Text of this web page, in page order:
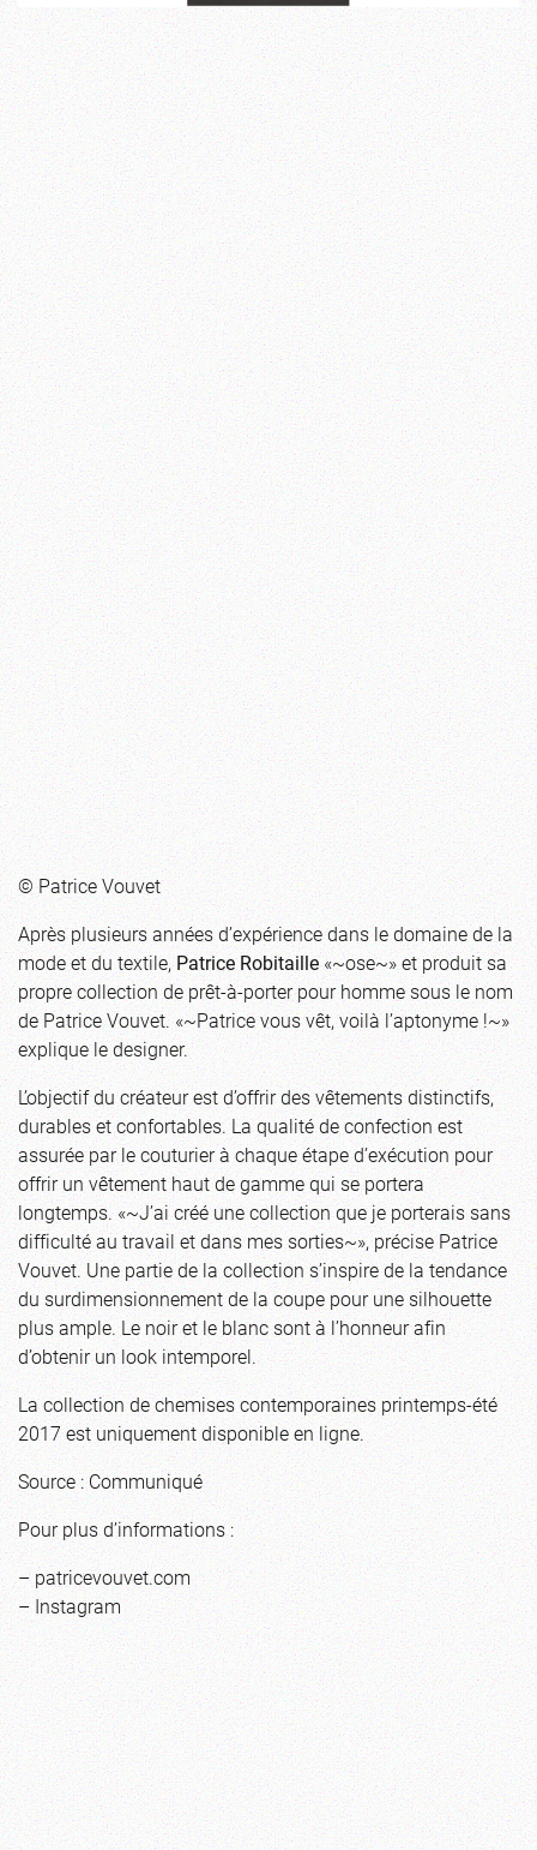
© Patrice Vouvet
Après plusieurs années d’expérience dans le domaine de la
mode et du textile,Patrice Robitaille«~ose~» et produit sa
propre collection de prêt-à-porter pour homme sous le nom
de Patrice Vouvet. «~Patrice vous vêt, voilà l’aptonyme !~»
explique le designer.
L’objectif du créateur est d’offrir des vêtements distinctifs,
durables et confortables. La qualité de confection est
assurée par le couturier à chaque étape d’exécution pour
offrir un vêtement haut de gamme qui se portera
longtemps. «~J’ai créé une collection que je porterais sans
difficulté au travail et dans mes sorties~», précise Patrice
Vouvet. Une partie de la collection s’inspire de la tendance
du surdimensionnement de la coupe pour une silhouette
plus ample. Le noir et le blanc sont à l’honneur afin
d’obtenir un look intemporel.
La collection de chemises contemporaines printemps-été
2017 est uniquement disponible en ligne.
Source : Communiqué
Pour plus d’informations :
–patricevouvet.com
–Instagram